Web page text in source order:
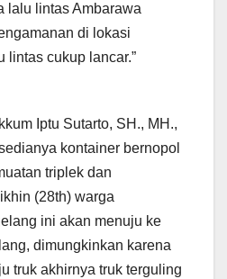
lalu lintas Ambarawa
di lokasi
lintas cukup lancar.”
Iptu Sutarto, SH., MH.,
kontainer bernopol
triplek dan
(28th) warga
ini akan menuju ke
dimungkinkan karena
truk akhirnya truk terguling